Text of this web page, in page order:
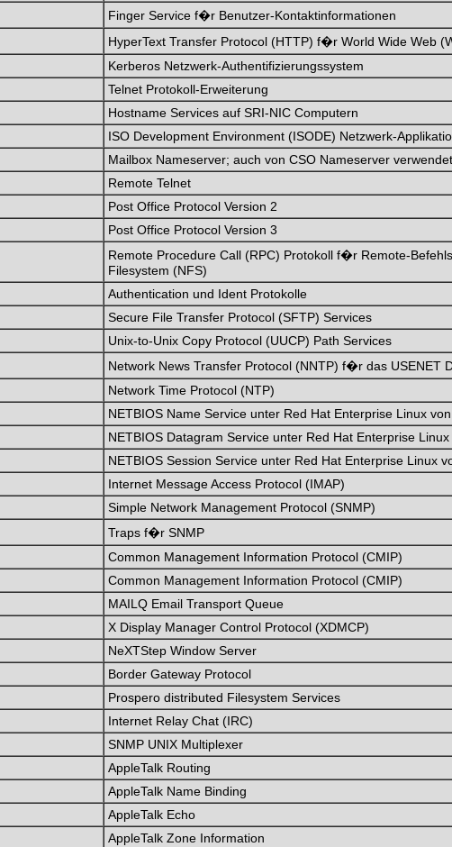
Finger Service f�r Benutzer-Kontaktinformationen
HyperText Transfer Protocol (HTTP) f�r World Wide Web
Kerberos Netzwerk-Authentifizierungssystem
Telnet Protokoll-Erweiterung
Hostname Services auf SRI-NIC Computern
ISO Development Environment (ISODE) Netzwerk-
Mailbox Nameserver; auch von CSO Nameserver verwendet
Remote Telnet
Post Office Protocol Version 2
Post Office Protocol Version 3
Remote Procedure Call (RPC) Protokoll f�r Remote-
Filesystem (NFS)
Authentication und Ident Protokolle
Secure File Transfer Protocol (SFTP) Services
Unix-to-Unix Copy Protocol (UUCP) Path Services
Network News Transfer Protocol (NNTP) f�r das USENET
Network Time Protocol (NTP)
NETBIOS Name Service unter Red Hat Enterprise Linux
NETBIOS Datagram Service unter Red Hat Enterprise
NETBIOS Session Service unter Red Hat Enterprise Linux
Internet Message Access Protocol (IMAP)
Simple Network Management Protocol (SNMP)
Traps f�r SNMP
Common Management Information Protocol (CMIP)
Common Management Information Protocol (CMIP)
MAILQ Email Transport Queue
X Display Manager Control Protocol (XDMCP)
NeXTStep Window Server
Border Gateway Protocol
Prospero distributed Filesystem Services
Internet Relay Chat (IRC)
SNMP UNIX Multiplexer
AppleTalk Routing
AppleTalk Name Binding
AppleTalk Echo
AppleTalk Zone Information